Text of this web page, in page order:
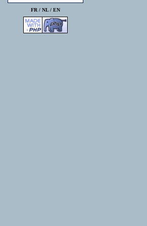
FR / NL/ EN